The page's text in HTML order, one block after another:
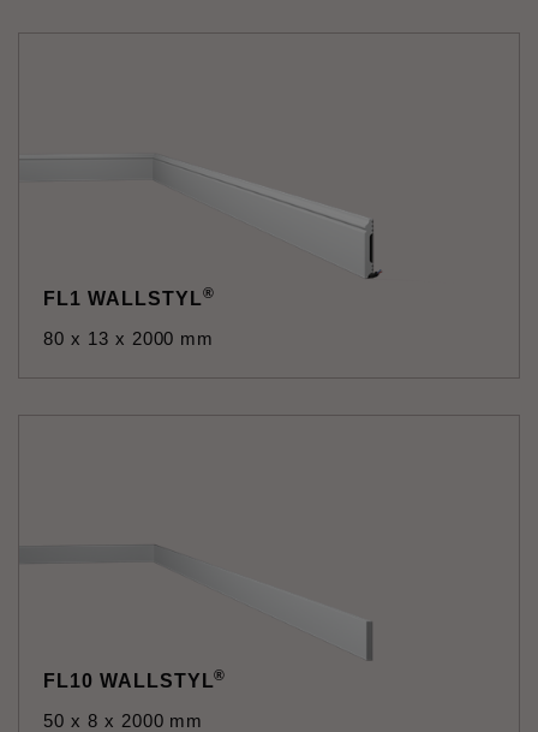
FL1 WALLSTYL®
80 x 13 x 2000 mm
FL10 WALLSTYL®
50 x 8 x 2000 mm